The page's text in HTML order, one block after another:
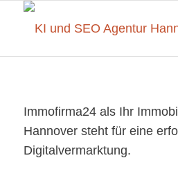
Immofirma24 als Ihr
Hannover steht für eine
Digitalvermarktung.